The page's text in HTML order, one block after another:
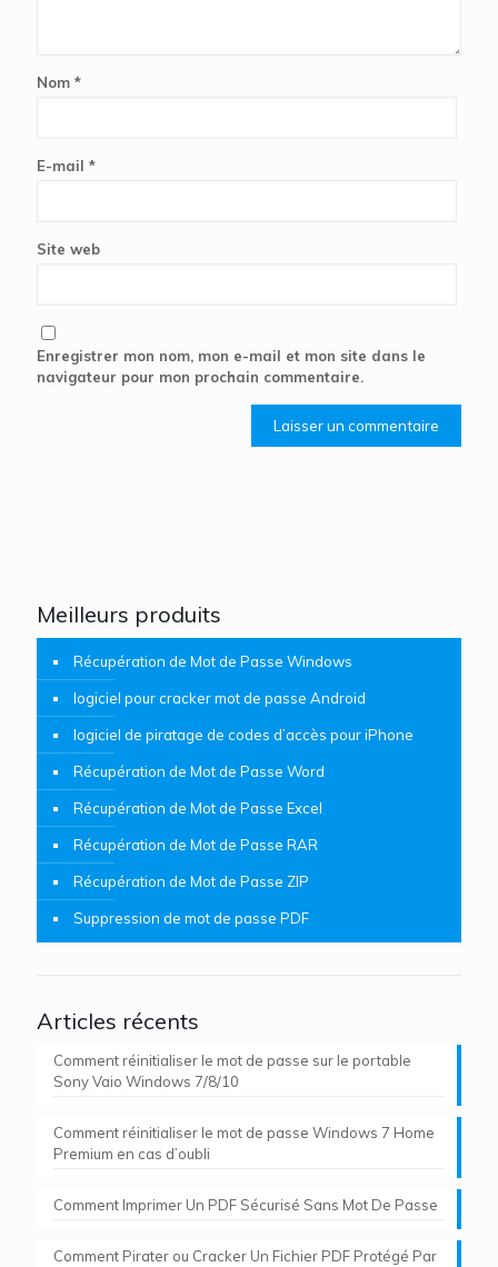
Nom *
E-mail *
Site web
Enregistrer mon nom, mon e-mail et mon site dans le
navigateur pour mon prochain commentaire.
Meilleurs produits
Récupération de Mot de Passe Windows
logiciel pour cracker mot de passe Android
logiciel de piratage de codes d’accès pour iPhone
Récupération de Mot de Passe Word
Récupération de Mot de Passe Excel
Récupération de Mot de Passe RAR
Récupération de Mot de Passe ZIP
Suppression de mot de passe PDF
Articles récents
Comment réinitialiser le mot de passe sur le portable
Sony Vaio Windows 7/8/10
Comment réinitialiser le mot de passe Windows 7 Home
Premium en cas d’oubli
Comment Imprimer Un PDF Sécurisé Sans Mot De Passe
Comment Pirater ou Cracker Un Fichier PDF Protégé Par